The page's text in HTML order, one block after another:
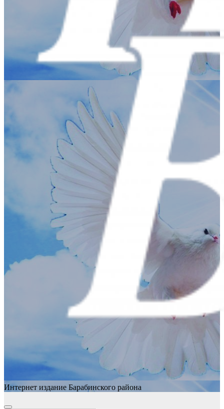
Интернет издание Барабинского района